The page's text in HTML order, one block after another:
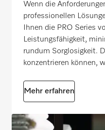
Wenn die
professionellen
Ihnen die PRO Series
Leistungsfähigkeit,
rundum Sorglosigkeit.
konzentrieren können,
Mehr erfahren